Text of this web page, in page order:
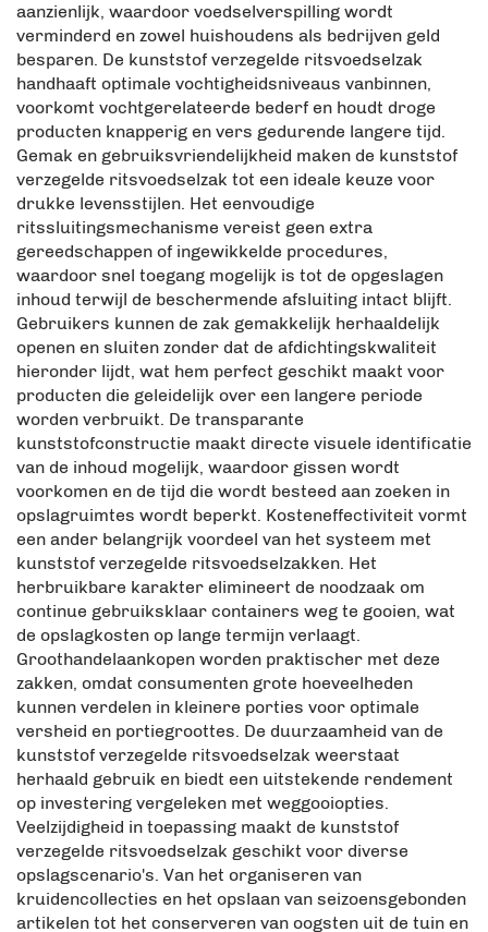
aanzienlijk, waardoor voedselverspilling wordt
verminderd en zowel huishoudens als bedrijven geld
besparen. De kunststof verzegelde ritsvoedselzak
handhaaft optimale vochtigheidsniveaus vanbinnen,
voorkomt vochtgerelateerde bederf en houdt droge
producten knapperig en vers gedurende langere tijd.
Gemak en gebruiksvriendelijkheid maken de kunststof
verzegelde ritsvoedselzak tot een ideale keuze voor
drukke levensstijlen. Het eenvoudige
ritssluitingsmechanisme vereist geen extra
gereedschappen of ingewikkelde procedures,
waardoor snel toegang mogelijk is tot de opgeslagen
inhoud terwijl de beschermende afsluiting intact blijft.
Gebruikers kunnen de zak gemakkelijk herhaaldelijk
openen en sluiten zonder dat de afdichtingskwaliteit
hieronder lijdt, wat hem perfect geschikt maakt voor
producten die geleidelijk over een langere periode
worden verbruikt. De transparante
kunststofconstructie maakt directe visuele identificatie
van de inhoud mogelijk, waardoor gissen wordt
voorkomen en de tijd die wordt besteed aan zoeken in
opslagruimtes wordt beperkt. Kosteneffectiviteit vormt
een ander belangrijk voordeel van het systeem met
kunststof verzegelde ritsvoedselzakken. Het
herbruikbare karakter elimineert de noodzaak om
continue gebruiksklaar containers weg te gooien, wat
de opslagkosten op lange termijn verlaagt.
Groothandelaankopen worden praktischer met deze
zakken, omdat consumenten grote hoeveelheden
kunnen verdelen in kleinere porties voor optimale
versheid en portiegroottes. De duurzaamheid van de
kunststof verzegelde ritsvoedselzak weerstaat
herhaald gebruik en biedt een uitstekende rendement
op investering vergeleken met weggooiopties.
Veelzijdigheid in toepassing maakt de kunststof
verzegelde ritsvoedselzak geschikt voor diverse
opslagscenario's. Van het organiseren van
kruidencollecties en het opslaan van seizoensgebonden
artikelen tot het conserveren van oogsten uit de tuin en